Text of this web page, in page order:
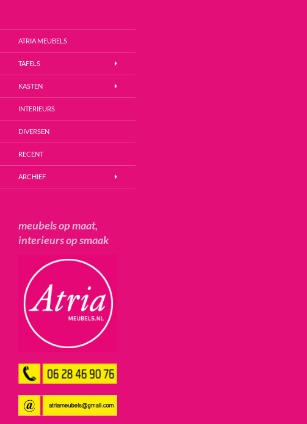
naar
ATRIA MEUBELS
TAFELS
KASTEN
INTERIEURS
DIVERSEN
RECENT
ARCHIEF
meubels op maat,
interieurs op smaak